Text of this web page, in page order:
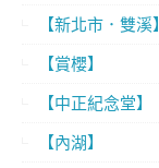
【新北市．雙溪】
【賞櫻】
【中正紀念堂】
【內湖】